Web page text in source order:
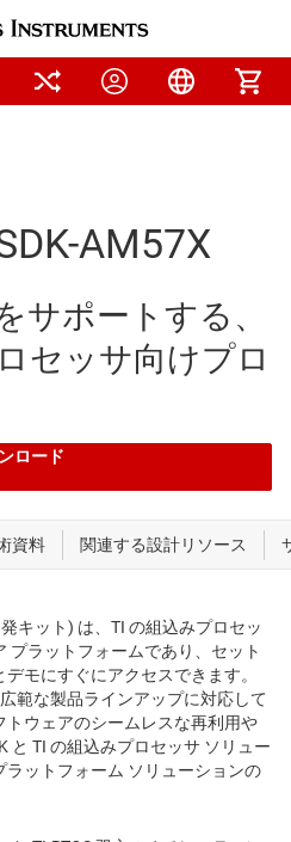
AM57X
サポートする、
セッサ向けプロ
ロード
キット) は、TI の組込みプロセッ
プラットフォームであり、セット
モにすぐにアクセスできます。
範な製品ラインアップに対応して
ウェアのシームレスな再利用や
と TI の組込みプロセッサ ソリュー
ットフォーム ソリューションの